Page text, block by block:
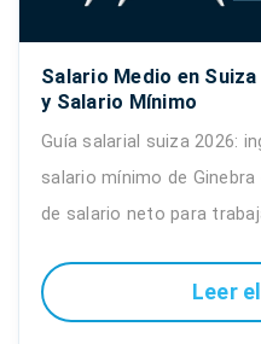
Salario Medio en
y Salario Mínimo
Guía salarial suiza 2026:
salario mínimo de
de salario neto para
Leer